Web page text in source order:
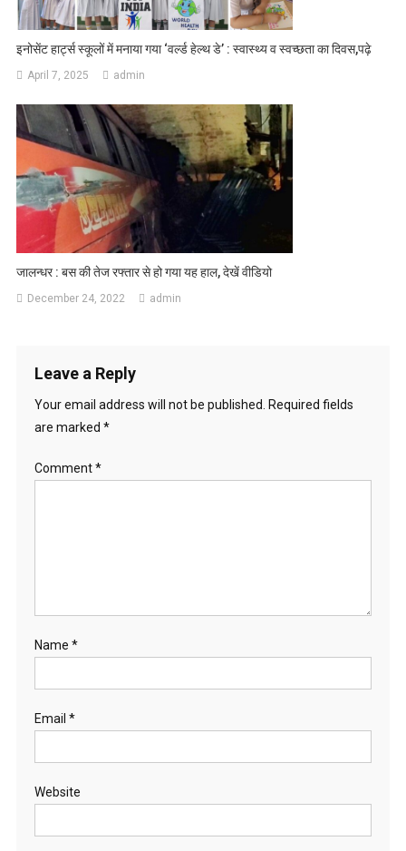
इनोसेंट हार्ट्स स्कूलों में मनाया गया ‘वर्ल्ड हेल्थ डे’ : स्वास्थ्य व स्वच्छता का दिवस,पढ़े
April 7, 2025 admin
जालन्धर : बस की तेज रफ्तार से हो गया यह हाल, देखें वीडियो
December 24, 2022 admin
Leave a Reply
Your email address will not be published.
Required fields
are marked *
Comment*
Name *
Email *
Website